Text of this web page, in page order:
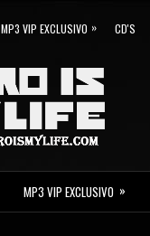
MP3 VIP EXCLUSIVO » CD'S
MP3 VIP EXCLUSIVO »